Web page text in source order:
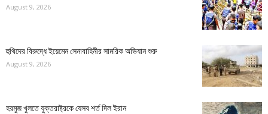
August 9, 2026
হুথিদের বিরুদ্ধে ইয়েমেন সেনাবাহিনীর সামরিক অভিযান শুরু
August 9, 2026
হরমুজ খুলতে যুক্তরাষ্ট্রকে যেসব শর্ত দিল ইরান